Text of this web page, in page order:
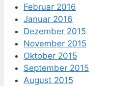
Februar 2016
Januar 2016
Dezember 2015
November 2015
Oktober 2015
September 2015
August 2015